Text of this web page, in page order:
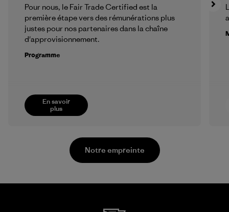
En savoir
plus
Pour nous, le Fair Trade Certified est la
première étape vers des rémunérations plus
justes pour nos partenaires dans la chaîne
d'approvisionnement.
Programme
Notre empreinte